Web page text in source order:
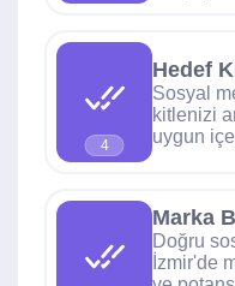
4
Hedef
Sosyal
kitlenizi
uygun
Marka
Doğru
İzmir'de